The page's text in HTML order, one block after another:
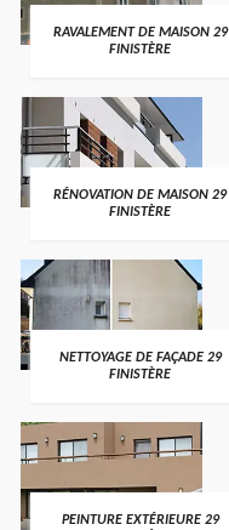
RAVALEMENT DE MAISON 29
FINISTÈRE
RÉNOVATION DE MAISON 29
FINISTÈRE
NETTOYAGE DE FAÇADE 29
FINISTÈRE
PEINTURE EXTÉRIEURE 29